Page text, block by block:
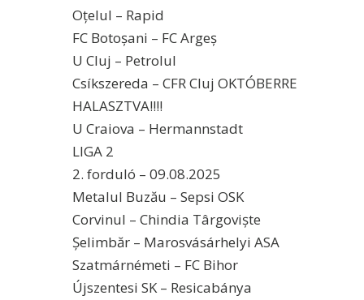
Oțelul – Rapid
FC Botoșani – FC Argeș
U Cluj – Petrolul
Csíkszereda – CFR Cluj OKTÓBERRE
HALASZTVA!!!!
U Craiova – Hermannstadt
LIGA 2
2. forduló – 09.08.2025
Metalul Buzău – Sepsi OSK
Corvinul – Chindia Târgoviște
Șelimbăr – Marosvásárhelyi ASA
Szatmárnémeti – FC Bihor
Újszentesi SK – Resicabánya